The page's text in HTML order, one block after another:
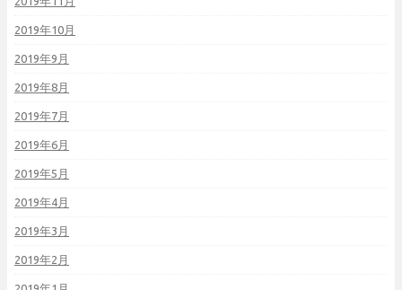
2019年10月
2019年9月
2019年8月
2019年7月
2019年6月
2019年5月
2019年4月
2019年3月
2019年2月